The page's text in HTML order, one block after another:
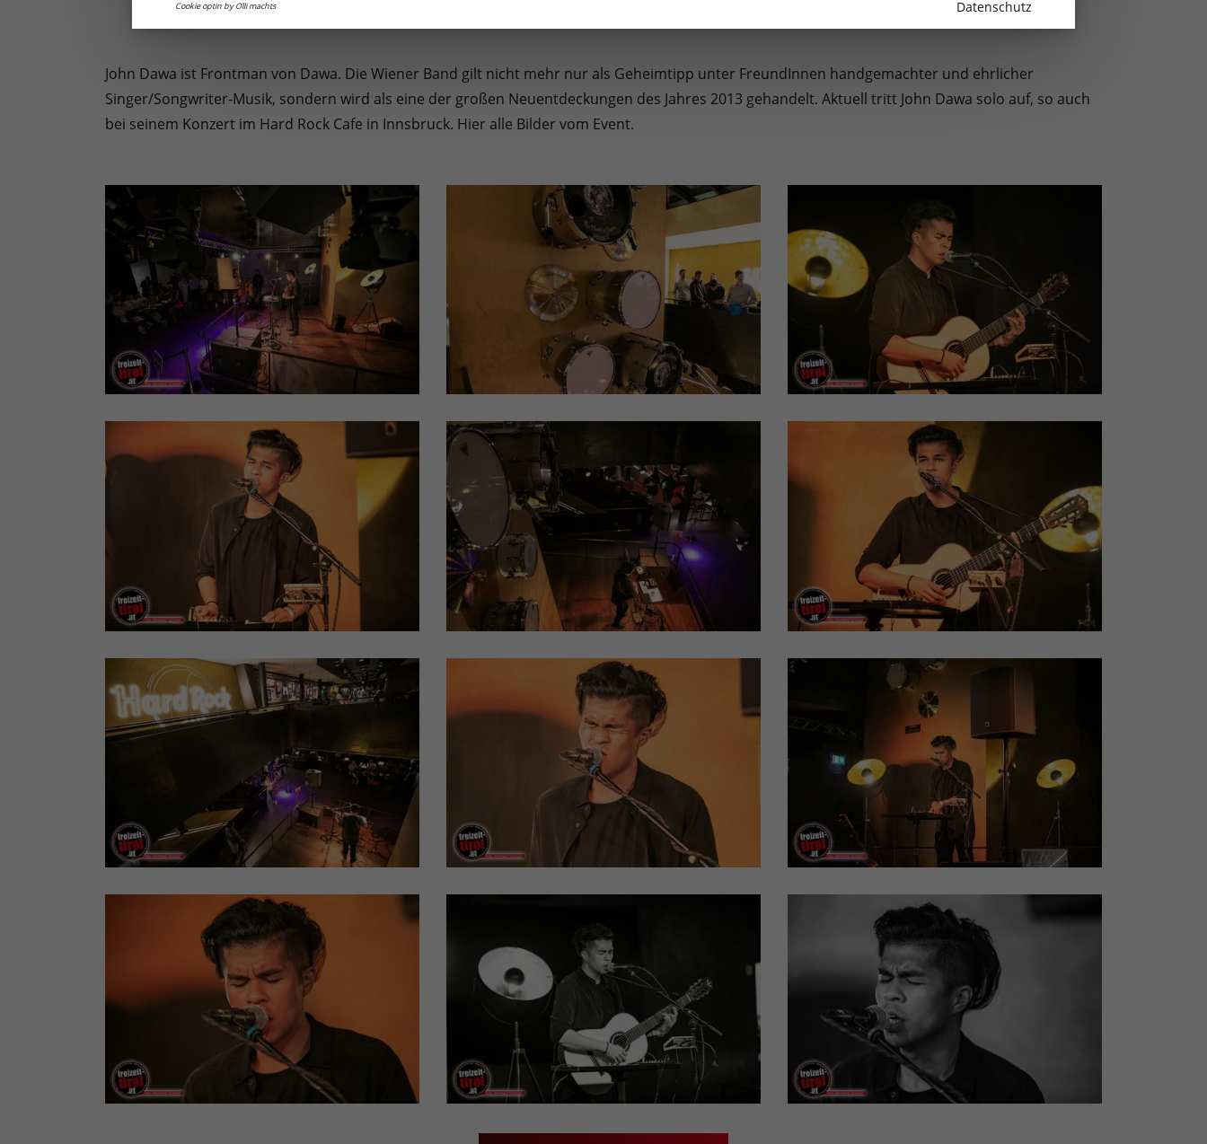
John Dawa ist Frontman von Dawa. Die Wiener Band gilt nicht mehr nur als Geheimtipp unter FreundInnen handgemachter und ehrlicher
Singer/Songwriter-Musik, sondern wird als eine der großen Neuentdeckungen des Jahres 2013 gehandelt. Aktuell tritt John Dawa solo auf, so auch
bei seinem Konzert im Hard Rock Cafe in Innsbruck. Hier alle Bilder vom Event.
Cookie optin by Olli machts Datenschutz